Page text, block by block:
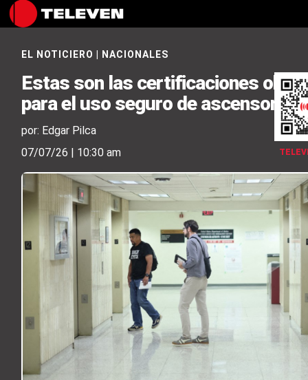
EL NOTICIERO NACIONALES
Estas son las certificaciones
para el uso seguro de ascensores
por: Edgar Pilca
07/07/26 | 10:30 am